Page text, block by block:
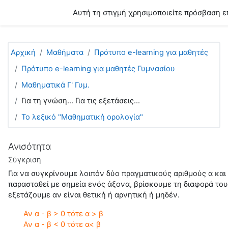
Αυτή τη στιγμή χρησιμοποιείτε πρόσβαση
Αρχική Μαθήματα
Πρότυπο e-learning για μαθητές
Πρότυπο e-learning για μαθητές Γυμνασίου
Μαθηματικά Γ' Γυμ.
Για τη γνώση... Για τις εξετάσεις...
Το λεξικό "Μαθηματική ορολογία"
Ανισότητα
Σύγκριση
Για να συγκρίνουμε λοιπόν δύο πραγματικούς αριθμούς α
παρασταθεί με σημεία ενός άξονα, βρίσκουμε τη διαφορά
εξετάζουμε αν είναι θετική ή αρνητική ή μηδέν.
Αν α - β > 0 τότε α > β
Αν α - β < 0 τότε α< β